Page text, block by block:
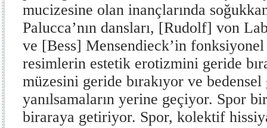
mucizesine olan inançlarında
Palucca’nın dansları, [Rudolf] von
ve [Bess] Mensendieck’in
resimlerin estetik erotizmini geride
müzesini geride bırakıyor ve
yanılsamaların yerine geçiyor. Spor
biraraya getiriyor. Spor, kolektif